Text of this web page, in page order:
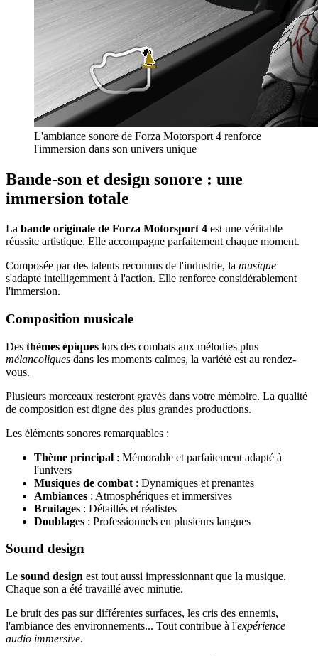
L'ambiance sonore de Forza Motorsport 4 renforce
l'immersion dans son univers unique
Bande-son et design sonore : une
immersion totale
La bande originale de Forza Motorsport 4 est une véritable
réussite artistique. Elle accompagne parfaitement chaque moment.
Composée par des talents reconnus de l'industrie, la musique
s'adapte intelligemment à l'action. Elle renforce considérablement
l'immersion.
Composition musicale
Des thèmes épiques lors des combats aux mélodies plus
mélancoliques dans les moments calmes, la variété est au rendez-
vous.
Plusieurs morceaux resteront gravés dans votre mémoire. La qualité
de composition est digne des plus grandes productions.
Les éléments sonores remarquables :
Thème principal : Mémorable et parfaitement adapté à
l'univers
Musiques de combat : Dynamiques et prenantes
Ambiances : Atmosphériques et immersives
Bruitages : Détaillés et réalistes
Doublages : Professionnels en plusieurs langues
Sound design
Le sound design est tout aussi impressionnant que la musique.
Chaque son a été travaillé avec minutie.
Le bruit des pas sur différentes surfaces, les cris des ennemis,
l'ambiance des environnements... Tout contribue à l'expérience
audio immersive.